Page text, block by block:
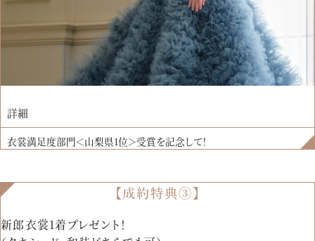
詳細
衣裳満足度部門＜山梨県1位＞受賞を記念して！
【成約特典③】
新郎衣裳1着プレゼント！